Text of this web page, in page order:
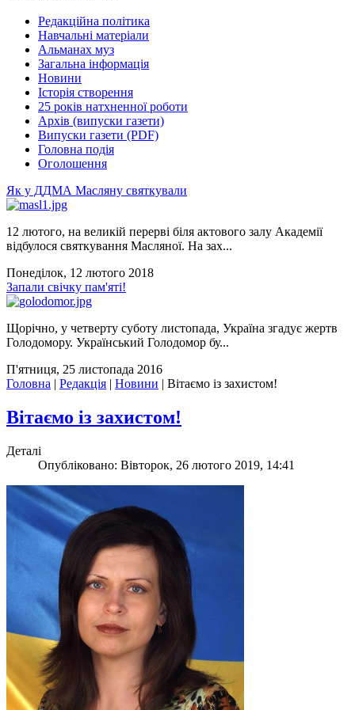
Редакційна політика
Навчальні матеріали
Альманах муз
Загальна інформація
Новини
Історія створення
25 років натхненної роботи
Архів (випуски газети)
Випуски газети (PDF)
Головна подія
Оголошення
Як у ДДМА Масляну святкували
12 лютого, на великій перерві біля актового залу Академії
відбулося святкування Масляної. На зах...
Понеділок, 12 лютого 2018
Запали свічку пам'яті!
Щорічно, у четверту суботу листопада, Україна згадує жертв
Голодомору. Український Голодомор бу...
П'ятниця, 25 листопада 2016
Головна | Редакція | Новини | Вітаємо із захистом!
Вітаємо із захистом!
Деталі
Опубліковано: Вівторок, 26 лютого 2019, 14:41